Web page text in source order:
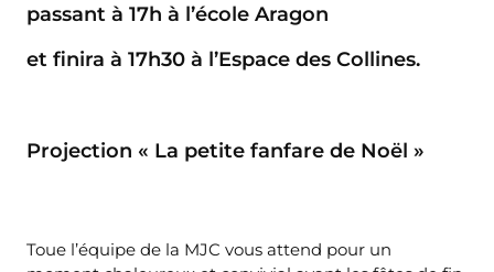
passant à 17h à l’école Aragon
et finira à 17h30 à l’Espace des Collines.
Projection « La petite fanfare de Noël »
Toue l’équipe de la MJC vous attend pour un